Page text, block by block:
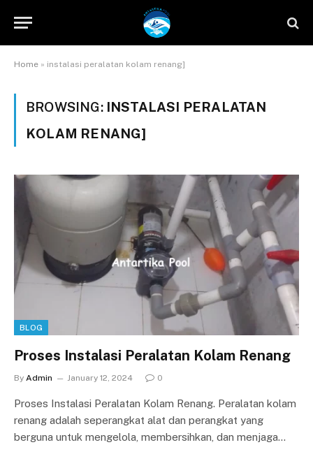
Home » instalasi peralatan kolam renang]
BROWSING: INSTALASI PERALATAN
KOLAM RENANG]
BLOG
Proses Instalasi Peralatan Kolam Renang
By Admin January 12, 2024 0
Proses Instalasi Peralatan Kolam Renang. Peralatan kolam
renang adalah seperangkat alat dan perangkat yang
berguna untuk mengelola, membersihkan, dan menjaga…